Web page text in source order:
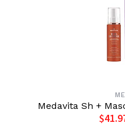
Medavita Sh +